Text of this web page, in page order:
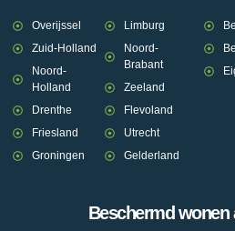
Overijssel
Zuid-Holland
Noord-
Holland
Drenthe
Friesland
Groningen
Limburg
Noord-
Brabant
Zeeland
Flevoland
Utrecht
Gelderland
Beschermd wonen